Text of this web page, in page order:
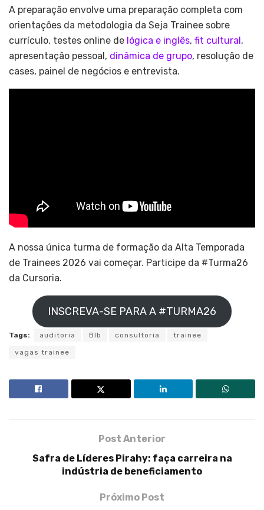
A preparação envolve uma preparação completa com
orientações da metodologia da Seja Trainee sobre
currículo, testes online de lógica e inglês, fit cultural ,
apresentação pessoal, dinâmica de grupo, resolução de
cases, painel de negócios e entrevista.
A nossa única turma de formação da Alta Temporada
de Trainees 2026 vai começar. Participe da #Turma26
da Cursoria.
INSCREVA-SE PARA A #TURMA26
Tags: auditoria Blb consultoria trainee
vagas trainee
Post Anterior
Safra de Líderes Pirahy: faça carreira na
indústria de beneficiamento
Próximo Post